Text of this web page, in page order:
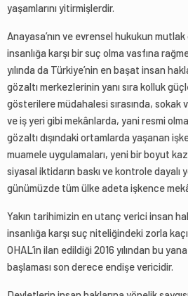
yaşamlarını yitirmişlerdir.
Anayasa’nın ve evrensel hukukun
insanlığa karşı bir suç olma vasfına
yılında da Türkiye’nin en başat insan
gözaltı merkezlerinin yanı sıra kolluk
gösterilere müdahalesi sırasında, sokak
ve iş yeri gibi mekânlarda, yani resmi
gözaltı dışındaki ortamlarda yaşanan
muamele uygulamaları, yeni bir boyut
siyasal iktidarın baskı ve kontrole dayalı
günümüzde tüm ülke adeta işkence
Yakın tarihimizin en utanç verici insan
insanlığa karşı suç niteliğindeki zorla
OHAL’in ilan edildiği 2016 yılından bu
başlaması son derece endişe vericidir.